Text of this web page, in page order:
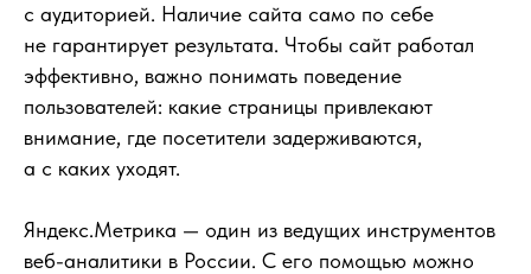
с аудиторией. Наличие сайта само по себе
не гарантирует результата. Чтобы сайт работал
эффективно, важно понимать поведение
пользователей: какие страницы привлекают
внимание, где посетители задерживаются,
а с каких уходят.
Яндекс.Метрика — один из ведущих инструментов
веб-аналитики в России. С его помощью можно